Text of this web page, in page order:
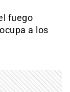
fuego
a los